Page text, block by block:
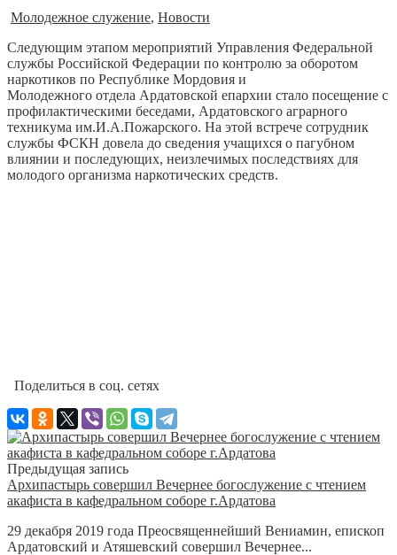
Молодежное служение, Новости
Следующим этапом мероприятий Управления Федеральной
службы Российской Федерации по контролю за оборотом
наркотиков по Республике Мордовия и
Молодежного отдела Ардатовской епархии стало посещение с
профилактическими беседами, Ардатовского аграрного
техникума им.И.А.Пожарского. На этой встрече сотрудник
службы ФСКН довела до сведения учащихся о пагубном
влиянии и последующих, неизлечимых последствиях для
молодого организма наркотических средств.
Поделиться в соц. сетях
Предыдущая запись
Архипастырь совершил Вечернее богослужение с чтением
акафиста в кафедральном соборе г.Ардатова
29 декабря 2019 года Преосвященнейший Вениамин, епископ
Ардатовский и Атяшевский совершил Вечернее...